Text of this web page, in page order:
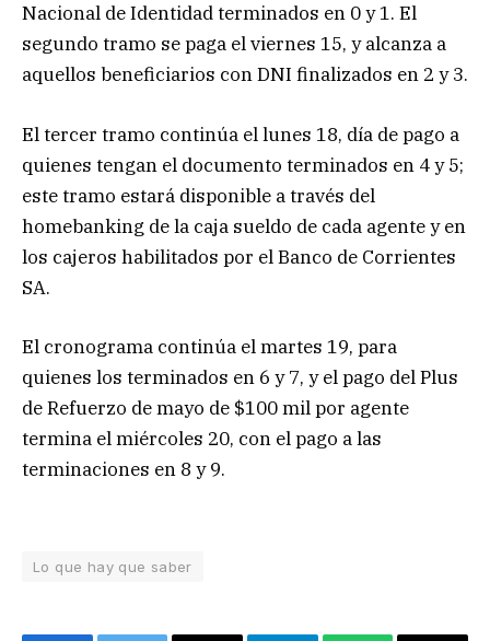
Nacional de Identidad terminados en 0 y 1. El
segundo tramo se paga el viernes 15, y alcanza a
aquellos beneficiarios con DNI finalizados en 2 y 3.
El tercer tramo continúa el lunes 18, día de pago a
quienes tengan el documento terminados en 4 y 5;
este tramo estará disponible a través del
homebanking de la caja sueldo de cada agente y en
los cajeros habilitados por el Banco de Corrientes
SA.
El cronograma continúa el martes 19, para
quienes los terminados en 6 y 7, y el pago del Plus
de Refuerzo de mayo de $100 mil por agente
termina el miércoles 20, con el pago a las
terminaciones en 8 y 9.
Lo que hay que saber